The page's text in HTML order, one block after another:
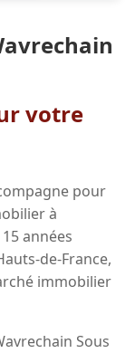
votre
pour
à
années
de-France,
immobilier
Sous